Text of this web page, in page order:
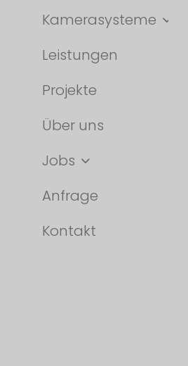
Kamerasysteme
Leistungen
Projekte
Über uns
Jobs
Anfrage
Kontakt